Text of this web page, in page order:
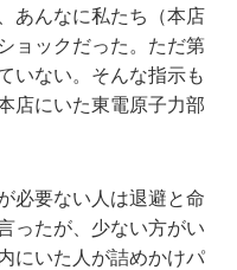
あんなに私たち（本店
ョックだった。ただ第
いない。そんな指示も
店にいた東電原子力部
必要ない人は退避と命
ったが、少ない方がい
にいた人が詰めかけパ